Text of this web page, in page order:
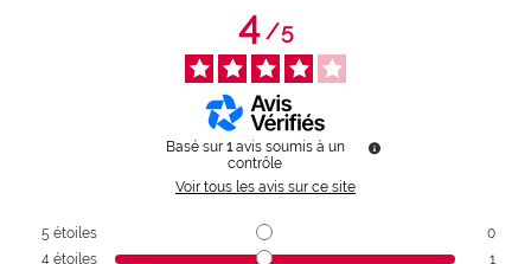
4/5
Basé sur 1 avis soumis à un
contrôle
Voir tous les avis sur ce site
5 étoiles
0
4 étoiles
1